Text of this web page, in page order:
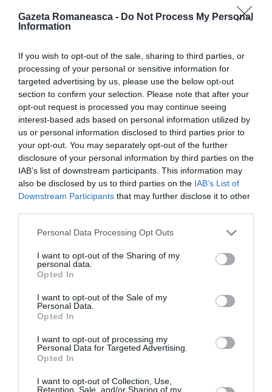
Gazeta Romaneasca - Do Not Process My Personal
Information
If you wish to opt-out of the sale, sharing to third parties, or
processing of your personal or sensitive information for
targeted advertising by us, please use the below opt-out
section to confirm your selection. Please note that after your
opt-out request is processed you may continue seeing
interest-based ads based on personal information utilized by
us or personal information disclosed to third parties prior to
your opt-out. You may separately opt-out of the further
disclosure of your personal information by third parties on the
IAB’s list of downstream participants. This information may
also be disclosed by us to third parties on the IAB’s List of
Downstream Participants that may further disclose it to other
Personal Data Processing Opt Outs
I want to opt-out of the Sharing of my
personal data.
Opted In
I want to opt-out of the Sale of my
Personal Data.
Opted In
I want to opt-out of processing my
Personal Data for Targeted Advertising.
Opted In
I want to opt-out of Collection, Use,
Retention, Sale, and/or Sharing of my
momentul incidentului. În toiul unei discuții aprinse,
bărbatul de 42 de ani ar fi lăsat-o mai întâi
apoi a turnat alcool peste ea înainte de a-i da foc cu
o brichetă.
Femeia va purta pe viață urmele rănilor
În fața instanței a depus mărturie însăși victima,
care a fost nevoită să se supună la numeroase
operații estetice în încercarea de a limita pagubele
deja efectuate și a celor care ar putea urma, femeia
Printre probele prezentate de procuratură se numără
și înregistrarea video realizată de unul dintre
casa din Giovenzano. Cu o voce slabă și îndurerată,
femeia îl indică în mod clar pe partenerul ei ca fiind
responsabil: „A făcut-o cu o brichetă”.